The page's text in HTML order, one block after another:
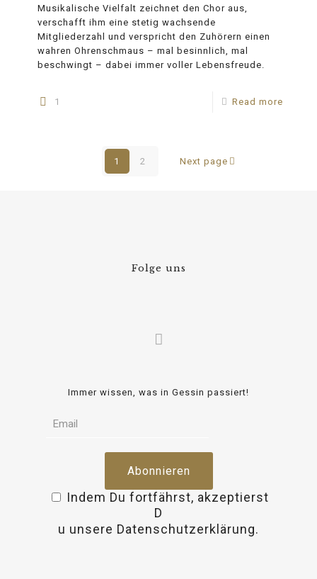
Musikalische Vielfalt zeichnet den Chor aus,
verschafft ihm eine stetig wachsende
Mitgliederzahl und verspricht den Zuhörern einen
wahren Ohrenschmaus – mal besinnlich, mal
beschwingt – dabei immer voller Lebensfreude.
1 Read more
1 2 Next page
Folge uns
Immer wissen, was in Gessin passiert!
Indem Du fortfährst, akzeptierst
D
osteopathe-nyon-cabinet-monney
u unsere Datenschutzerklärung.